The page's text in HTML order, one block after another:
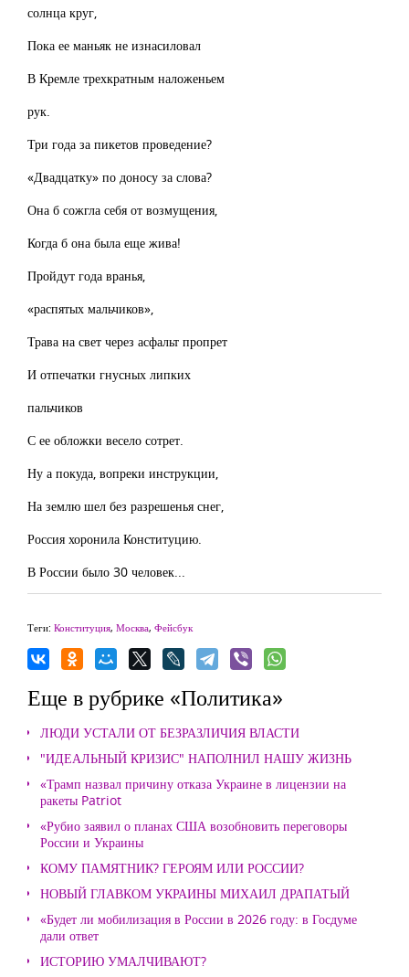
солнца круг,
Пока ее маньяк не изнасиловал
В Кремле трехкратным наложеньем
рук.
Три года за пикетов проведение?
«Двадцатку» по доносу за слова?
Она б сожгла себя от возмущения,
Когда б она была еще жива!
Пройдут года вранья,
«распятых мальчиков»,
Трава на свет через асфальт пропрет
И отпечатки гнусных липких
пальчиков
С ее обложки весело сотрет.
Ну а покуда, вопреки инструкции,
На землю шел без разрешенья снег,
Россия хоронила Конституцию.
В России было 30 человек...
Теги: Конституция, Москва, Фейсбук
Еще в рубрике «Политика»
ЛЮДИ УСТАЛИ ОТ БЕЗРАЗЛИЧИЯ ВЛАСТИ
"ИДЕАЛЬНЫЙ КРИЗИС" НАПОЛНИЛ НАШУ ЖИЗНЬ
«Трамп назвал причину отказа Украине в лицензии на
ракеты Patriot
«Рубио заявил о планах США возобновить переговоры
России и Украины
КОМУ ПАМЯТНИК? ГЕРОЯМ ИЛИ РОССИИ?
НОВЫЙ ГЛАВКОМ УКРАИНЫ МИХАИЛ ДРАПАТЫЙ
«Будет ли мобилизация в России в 2026 году: в Госдуме
дали ответ
ИСТОРИЮ УМАЛЧИВАЮТ?